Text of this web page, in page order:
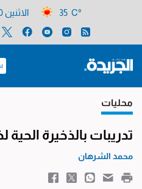
35 C° الاثنين 10 أغسطس 2026
محليات
تدريبات بالذخيرة
محمد الشرهان